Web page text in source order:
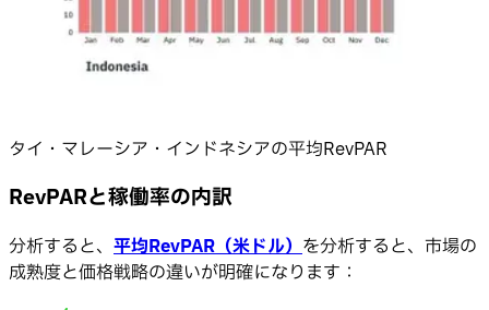
タイ・マレーシア・インドネシアの平均RevPAR
RevPARと稼働率の内訳
分析すると、 平均RevPAR（米ドル）を分析すると、市場の
成熟度と価格戦略の違いが明確になります：